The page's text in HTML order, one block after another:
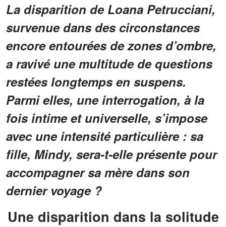
La disparition de Loana Petrucciani,
survenue dans des circonstances
encore entourées de zones d’ombre,
a ravivé une multitude de questions
restées longtemps en suspens.
Parmi elles, une interrogation, à la
fois intime et universelle, s’impose
avec une intensité particulière : sa
fille, Mindy, sera-t-elle présente pour
accompagner sa mère dans son
dernier voyage ?
Une disparition dans la solitude